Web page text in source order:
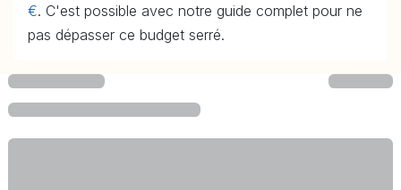
€. C'est possible avec notre guide complet pour ne
pas dépasser ce budget serré.